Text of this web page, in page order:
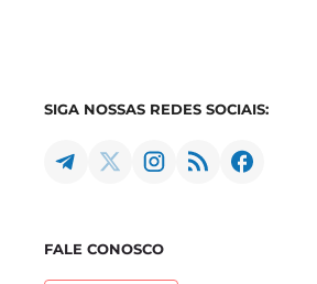
SIGA NOSSAS REDES SOCIAIS:
FALE CONOSCO